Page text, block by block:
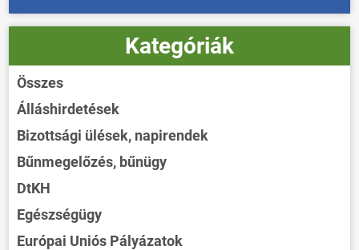
Kategóriák
Összes
Álláshirdetések
Bizottsági ülések, napirendek
Bűnmegelőzés, bűnügy
DtKH
Egészségügy
Európai Uniós Pályázatok